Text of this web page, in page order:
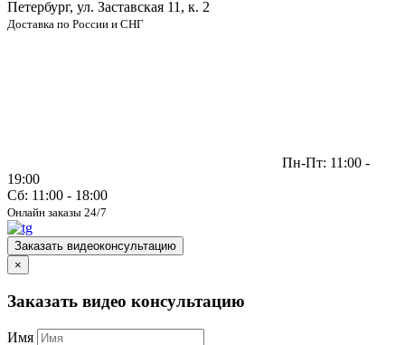
Петербург, ул. Заставская 11, к. 2
Доставка по России и СНГ
Пн-Пт: 11:00 -
19:00
Сб: 11:00 - 18:00
Онлайн заказы 24/7
Заказать видеоконсультацию
×
Заказать видео консультацию
Имя